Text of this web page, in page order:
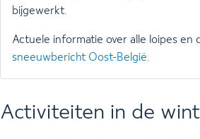
bijgewerkt.
Actuele informatie over alle loipes en
sneeuwbericht Oost-België.
Activiteiten in de